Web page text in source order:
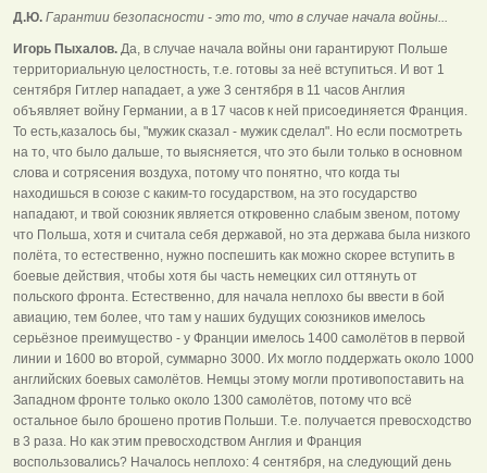
Д.Ю. Гарантии безопасности - это то, что в случае начала войны...
Игорь Пыхалов. Да, в случае начала войны они гарантируют Польше
территориальную целостность, т.е. готовы за неё вступиться. И вот 1
сентября Гитлер нападает, а уже 3 сентября в 11 часов Англия
объявляет войну Германии, а в 17 часов к ней присоединяется Франция.
То есть,казалось бы, "мужик сказал - мужик сделал". Но если посмотреть
на то, что было дальше, то выясняется, что это были только в основном
слова и сотрясения воздуха, потому что понятно, что когда ты
находишься в союзе с каким-то государством, на это государство
нападают, и твой союзник является откровенно слабым звеном, потому
что Польша, хотя и считала себя державой, но эта держава была низкого
полёта, то естественно, нужно поспешить как можно скорее вступить в
боевые действия, чтобы хотя бы часть немецких сил оттянуть от
польского фронта. Естественно, для начала неплохо бы ввести в бой
авиацию, тем более, что там у наших будущих союзников имелось
серьёзное преимущество - у Франции имелось 1400 самолётов в первой
линии и 1600 во второй, суммарно 3000. Их могло поддержать около 1000
английских боевых самолётов. Немцы этому могли противопоставить на
Западном фронте только около 1300 самолётов, потому что всё
остальное было брошено против Польши. Т.е. получается превосходство
в 3 раза. Но как этим превосходством Англия и Франция
воспользовались? Началось неплохо: 4 сентября, на следующий день